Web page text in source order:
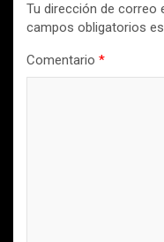
Tu dirección de correo
campos obligatorios
Comentario *